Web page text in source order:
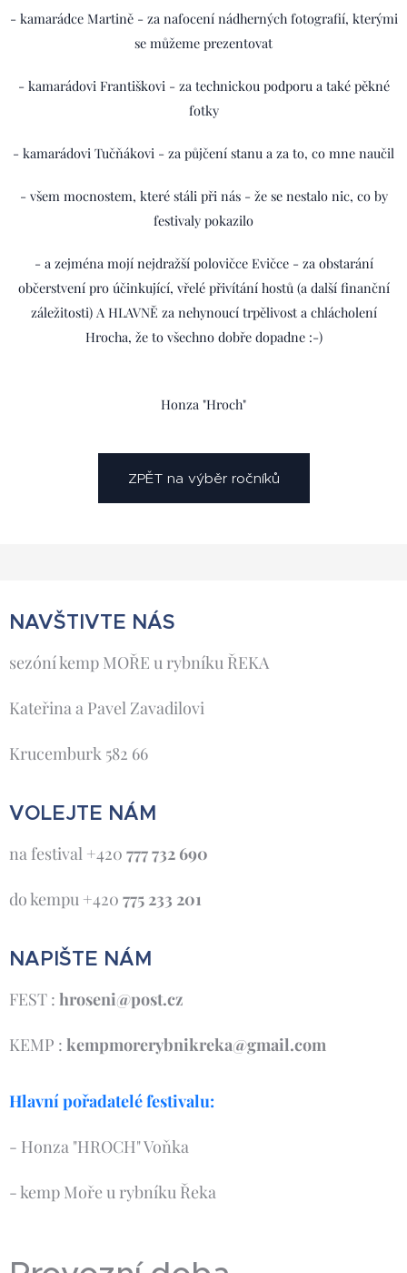
- kamarádce Martině - za nafocení nádherných fotografií, kterými
se můžeme prezentovat
- kamarádovi Františkovi - za technickou podporu a také pěkné
fotky
- kamarádovi Tučňákovi - za půjčení stanu a za to, co mne naučil
- všem mocnostem, které stáli při nás - že se nestalo nic, co by
festivaly pokazilo
- a zejména mojí nejdražší polovičce Evičce - za obstarání
občerstvení pro účinkující, vřelé přivítání hostů (a další finanční
záležitosti) A HLAVNĚ za nehynoucí trpělivost a chlácholení
Hrocha, že to všechno dobře dopadne :-)
Honza "Hroch"
ZPĚT na výběr ročníků
NAVŠTIVTE NÁS
sezóní kemp MOŘE u rybníku ŘEKA
Kateřina a Pavel Zavadilovi
Krucemburk 582 66
VOLEJTE NÁM
na festival +420 777 732 690
do kempu +420 775 233 201
NAPIŠTE NÁM
FEST : hroseni@post.cz
KEMP : kempmorerybnikreka@gmail.com
Hlavní pořadatelé festivalu:
- Honza "HROCH" Voňka
- kemp Moře u rybníku Řeka